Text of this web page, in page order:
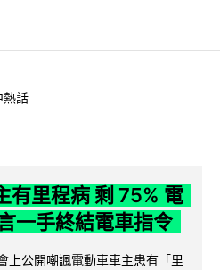
熱話
有里程病 剩 75% 電
一手終結電車指令
上公開嘲諷電動車車主患有「里